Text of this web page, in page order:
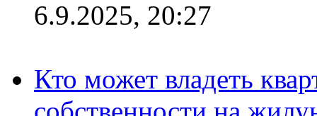
6.9.2025, 20:27
Кто может владеть